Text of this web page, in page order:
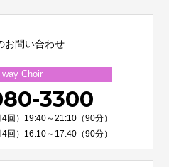
お問い合わせ
way Choir
3300
）19:40～21:10（90分）
）16:10～17:40（90分）